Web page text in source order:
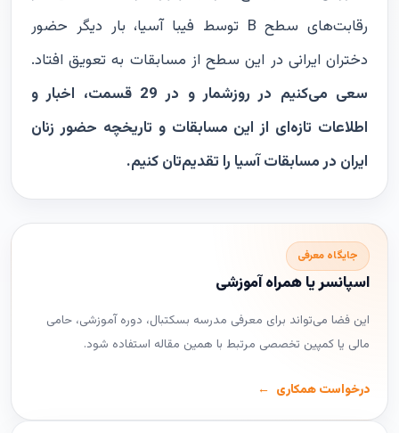
رقابت‌های سطح B توسط فیبا آسیا، بار دیگر حضور
دختران ایرانی در این سطح از مسابقات به تعویق افتاد.
سعی می‌کنیم در روزشمار و در 29 قسمت، اخبار و
اطلاعات تازه‌ای از این مسابقات و تاریخچه حضور زنان
ایران در مسابقات آسیا را تقدیم‌تان کنیم.
جایگاه معرفی
اسپانسر یا همراه آموزشی
این فضا می‌تواند برای معرفی مدرسه بسکتبال، دوره آموزشی، حامی
مالی یا کمپین تخصصی مرتبط با همین مقاله استفاده شود.
درخواست همکاری